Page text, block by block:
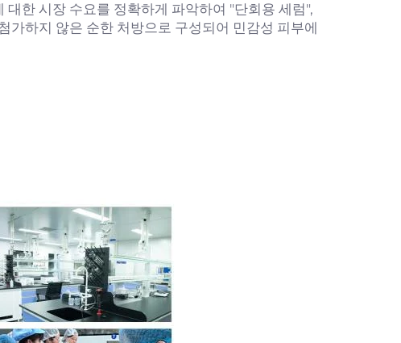
한 시장 수요를 정확하게 파악하여 "단회용 세럼",
가하지 않은 순한 처방으로 구성되어 민감성 피부에